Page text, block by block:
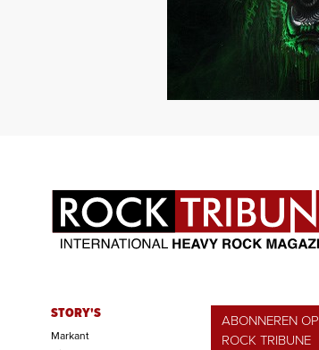
STORY'S
Markant
ABONNEREN OP
ROCK TRIBUNE